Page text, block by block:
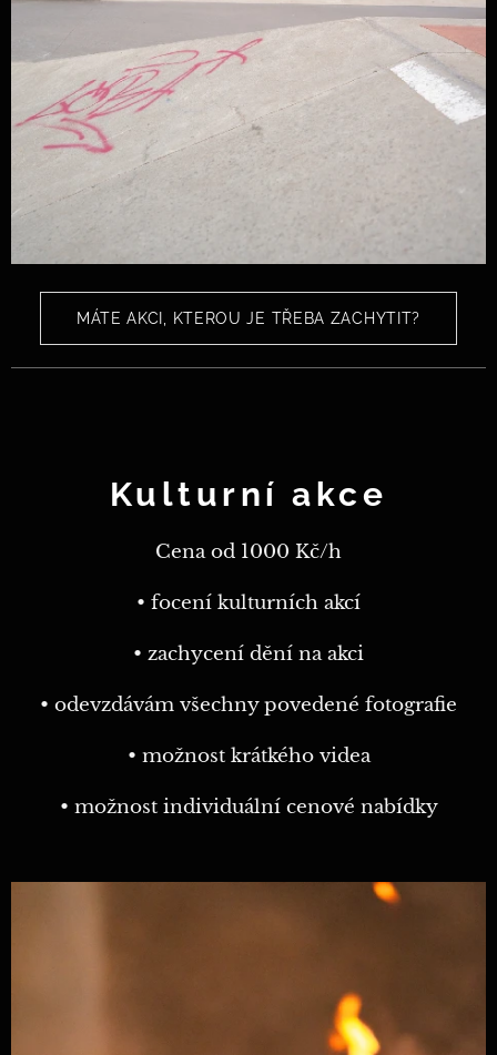
MÁTE AKCI, KTEROU JE TŘEBA ZACHYTIT?
Kulturní akce
Cena od 1000 Kč/h
• focení kulturních akcí
• zachycení dění na akci
• odevzdávám všechny povedené fotografie
• možnost krátkého videa
• možnost individuální cenové nabídky